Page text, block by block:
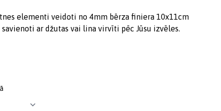
elementi veidoti no 4mm bērza finiera 10x11cm
ar džutas vai lina virvīti pēc Jūsu izvēles.